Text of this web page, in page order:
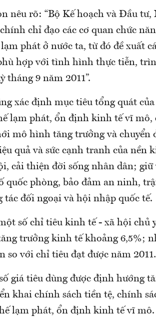
nêu rõ: “Bộ Kế hoạch và Đầu
chỉ đạo các cơ quan chức
phát ở nước ta, từ đó đề xuất
hợp với tình hình thực tiễn,
tháng 9 năm 2011”.
xác định mục tiêu tổng quát
lạm phát, ổn định kinh tế vĩ mô,
mô hình tăng trưởng và chuyển
quả và sức cạnh tranh của nền
cải thiện đời sống nhân dân;
quốc phòng, bảo đảm an ninh,
tác đối ngoại và hội nhập quốc tế.
số chỉ tiêu kinh tế - xã hội chủ
trưởng kinh tế khoảng 6,5%;
so với chỉ tiêu đạt được năm
giá tiêu dùng được định hướng
khai chính sách tiền tệ, chính
lạm phát, ổn định kinh tế vĩ mô.